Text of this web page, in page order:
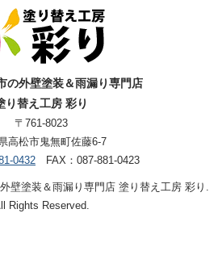
の外壁塗装＆雨漏り専門店
り替え工房 彩り
〒761-8023
高松市鬼無町佐藤6-7
0432 FAX：087-881-0423
壁塗装＆雨漏り専門店 塗り替え工房 彩り.
Rights Reserved.